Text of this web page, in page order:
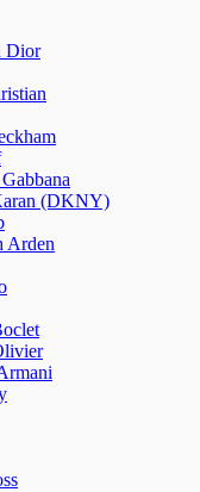
Dior
(DKNY)
Arden